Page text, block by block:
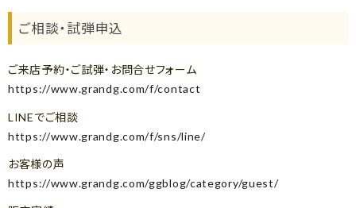
ご相談・試弾申込
ご来店予約・ご試弾・お問合せフォーム
https://www.grandg.com/f/contact
LINEでご相談
https://www.grandg.com/f/sns/line/
お客様の声
https://www.grandg.com/ggblog/category/guest/